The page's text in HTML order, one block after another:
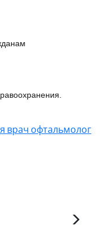
врач офтальмолог